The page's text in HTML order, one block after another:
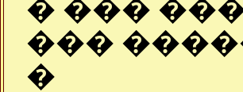
� ���
���
�